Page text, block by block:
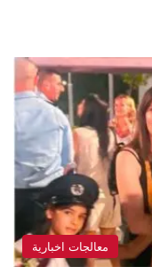
معالجات اخبارية